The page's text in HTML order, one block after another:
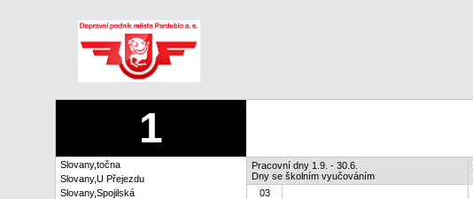
1
Slovany,točna
Slovany,U Přejezdu
Slovany,Spojilská
Pracovní dny 1.9. - 30.6.
Dny se školním vyučováním
03